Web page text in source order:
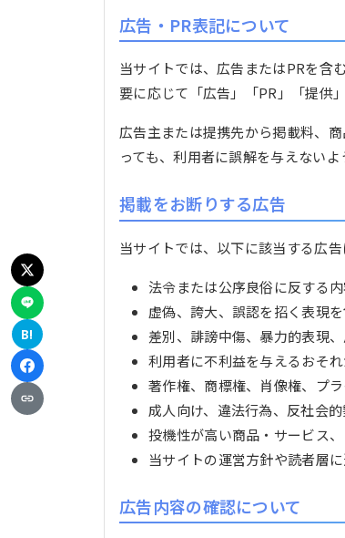
広告・PR表記について
当サイトでは、広告またはPRを含
要に応じて「広告」「PR」「提供
広告主または提携先から掲載料、
っても、利用者に誤解を与えないよ
掲載をお断りする広告
当サイトでは、以下に該当する広
法令または公序良俗に反する
虚偽、誇大、誤認を招く表現
差別、誹謗中傷、暴力的表現
利用者に不利益を与えるおそ
著作権、商標権、肖像権、プ
成人向け、違法行為、反社会
投機性が高い商品・サービス
当サイトの運営方針や読者層
広告内容の確認について
B!